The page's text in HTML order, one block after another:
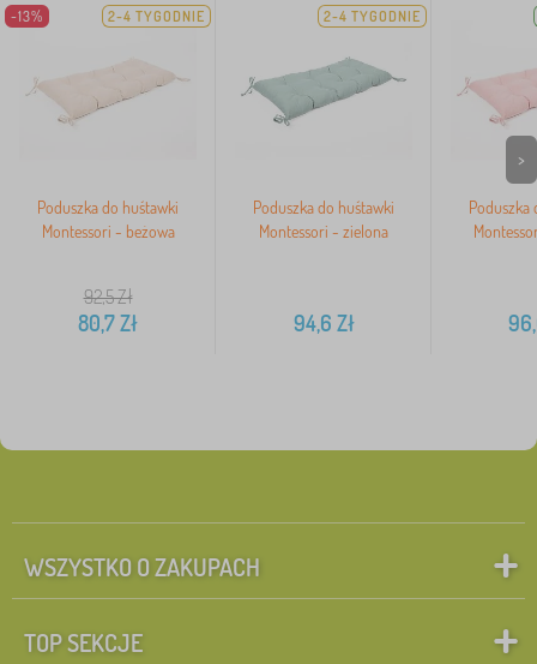
-13% 2-4 TYGODNIE
Poduszka do huśtawki
Montessori - beżowa
92,5Zł
80,7Zł
2-4 TYGODNIE
Poduszka do huśtawki
Montessori - zielona
94,6 Zł
Poduszka
>
WSZYSTKO O ZAKUPACH
TOP SEKCJE